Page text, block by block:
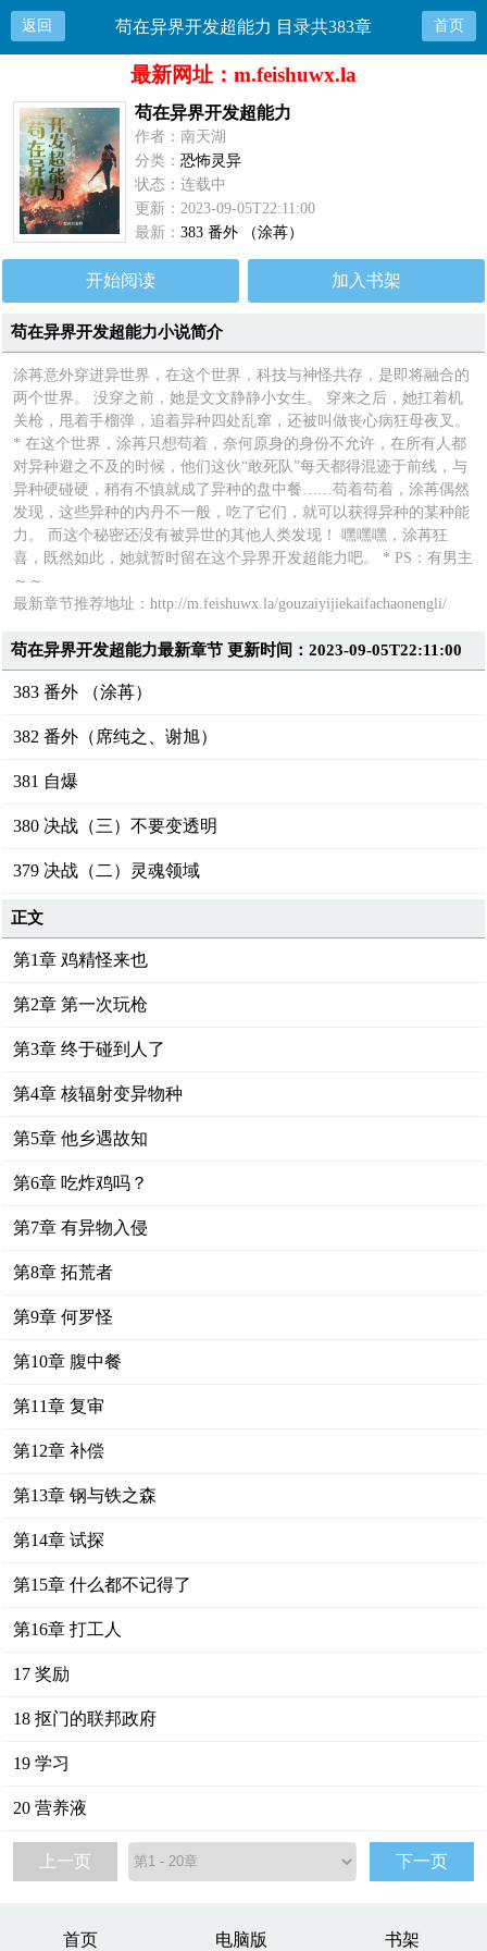
返回 苟在异界开发超能力 目录共383章 首页
最新网址：m.feishuwx.la
苟在异界开发超能力
作者：南天湖
分类：恐怖灵异
状态：连载中
更新：2023-09-05T22:11:00
最新：383 番外 （涂苒）
开始阅读 加入书架
苟在异界开发超能力小说简介
涂苒意外穿进异世界，在这个世界，科技与神怪共存，是即将融合的
两个世界。 没穿之前，她是文文静静小女生。 穿来之后，她扛着机
关枪，甩着手榴弹，追着异种四处乱窜，还被叫做丧心病狂母夜叉。
* 在这个世界，涂苒只想苟着，奈何原身的身份不允许，在所有人都
对异种避之不及的时候，他们这伙“敢死队”每天都得混迹于前线，与
异种硬碰硬，稍有不慎就成了异种的盘中餐……苟着苟着，涂苒偶然
发现，这些异种的内丹不一般，吃了它们，就可以获得异种的某种能
力。 而这个秘密还没有被异世的其他人类发现！ 嘿嘿嘿，涂苒狂
喜，既然如此，她就暂时留在这个异界开发超能力吧。 * PS：有男主
～～
最新章节推荐地址：http://m.feishuwx.la/gouzaiyijiekaifachaonengli/
苟在异界开发超能力最新章节 更新时间：2023-09-05T22:11:00
383 番外 （涂苒）
382 番外（席纯之、谢旭）
381 自爆
380 决战（三）不要变透明
379 决战（二）灵魂领域
正文
第1章 鸡精怪来也
第2章 第一次玩枪
第3章 终于碰到人了
第4章 核辐射变异物种
第5章 他乡遇故知
第6章 吃炸鸡吗？
第7章 有异物入侵
第8章 拓荒者
第9章 何罗怪
第10章 腹中餐
第11章 复审
第12章 补偿
第13章 钢与铁之森
第14章 试探
第15章 什么都不记得了
第16章 打工人
17 奖励
18 抠门的联邦政府
19 学习
20 营养液
上一页 下一页
首页 电脑版 书架